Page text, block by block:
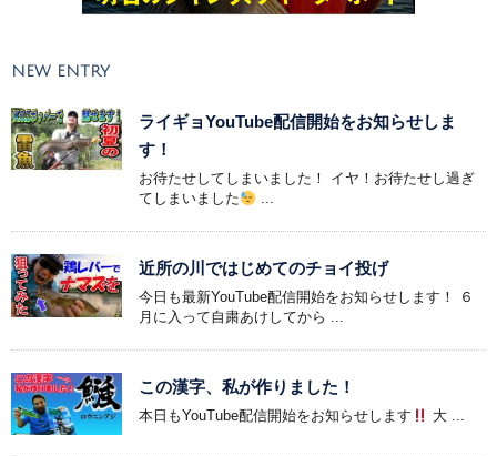
NEW ENTRY
ライギョYouTube配信開始をお知らせしま
す！
お待たせしてしまいました！ イヤ！お待たせし過ぎ
てしまいました
...
近所の川ではじめてのチョイ投げ
今日も最新YouTube配信開始をお知らせします！ ６
月に入って自粛あけしてから ...
この漢字、私が作りました！
本日もYouTube配信開始をお知らせします 大 ...